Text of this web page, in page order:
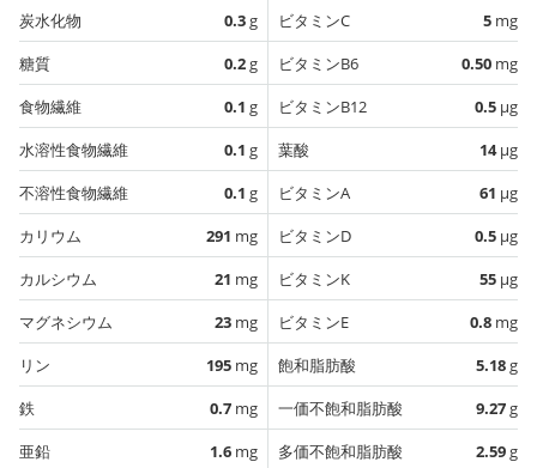
炭水化物
0.3g
糖質
0.2g
食物繊維
0.1 g
水溶性食物繊維
0.1 g
不溶性食物繊維
0.1 g
カリウム
291 mg
カルシウム
21 mg
マグネシウム
23 mg
リン
195 mg
鉄
0.7 mg
亜鉛
1.6 mg
ビタミンC
5 mg
ビタミンB6
0.50 mg
ビタミンB12
0.5 µg
葉酸
14µg
ビタミンA
61 µg
ビタミンD
0.5 µg
ビタミンK
55 µg
ビタミンE
0.8 mg
飽和脂肪酸
5.18g
一価不飽和脂肪酸
9.27g
多価不飽和脂肪酸
2.59g